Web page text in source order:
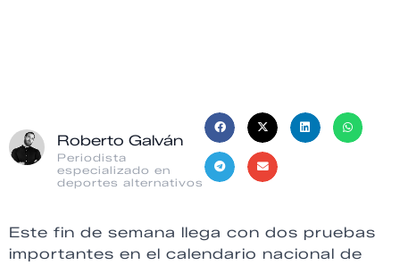
Roberto Galván
Periodista
especializado en
deportes alternativos
Este fin de semana llega con dos pruebas
importantes en el calendario nacional de